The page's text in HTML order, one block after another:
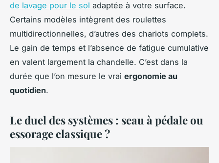
de lavage pour le sol adaptée à votre surface.
Certains modèles intègrent des roulettes
multidirectionnelles, d’autres des chariots complets.
Le gain de temps et l’absence de fatigue cumulative
en valent largement la chandelle. C’est dans la
durée que l’on mesure le vrai ergonomie au
quotidien.
Le duel des systèmes : seau à pédale ou
essorage classique ?